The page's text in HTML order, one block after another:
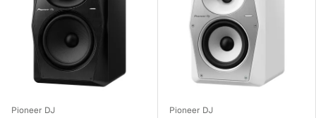
Pioneer DJ Pioneer DJ